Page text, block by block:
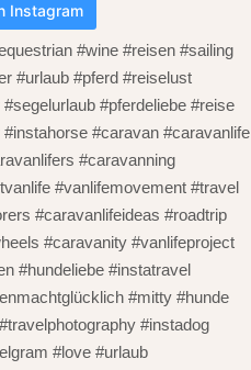
Instagram
#wine #reisen #sailing
#urlaub #pferd #reiselust
#pferdeliebe #reise
#caravan #caravanlife
#caravanning
#vanlifemovement #travel
#caravanlifeideas #roadtrip
#caravanity #vanlifeproject
#hundeliebe #instatravel
#mitty #hunde
#instadog
#love #urlaub